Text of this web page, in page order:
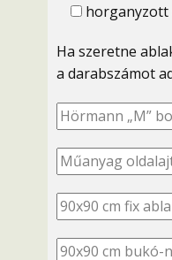
horganyzott
Ha szeretne
a darabszámot